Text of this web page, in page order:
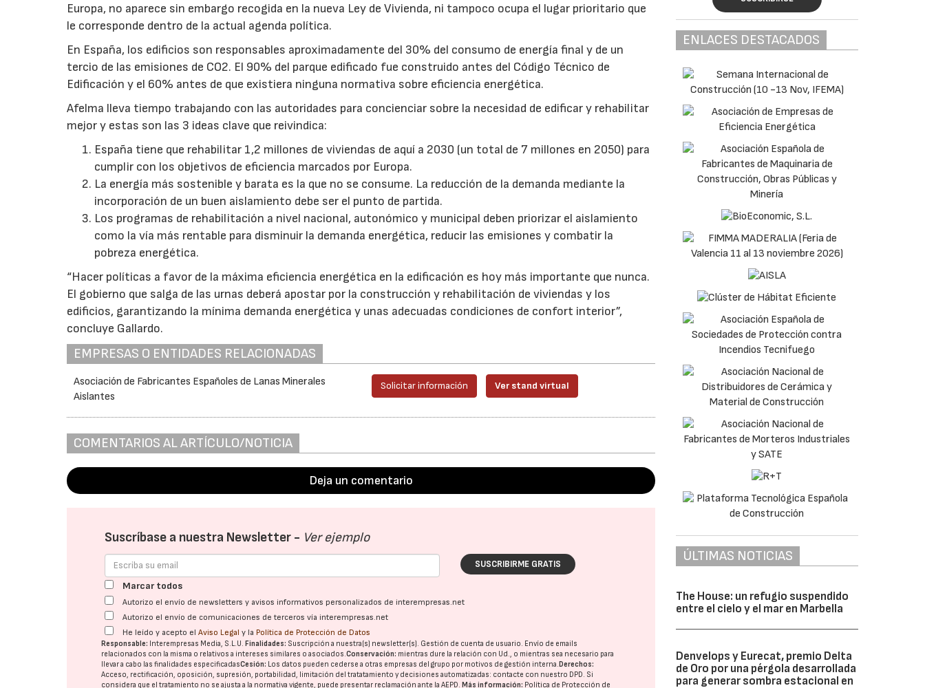
Europa, no aparece sin embargo recogida en la nueva Ley de Vivienda, ni tampoco ocupa el lugar prioritario que
le corresponde dentro de la actual agenda política.
En España, los edificios son responsables aproximadamente del 30% del consumo de energía final y de un
tercio de las emisiones de CO2. El 90% del parque edificado fue construido antes del Código Técnico de
Edificación y el 60% antes de que existiera ninguna normativa sobre eficiencia energética.
Afelma lleva tiempo trabajando con las autoridades para concienciar sobre la necesidad de edificar y rehabilitar
mejor y estas son las 3 ideas clave que reivindica:
España tiene que rehabilitar 1,2 millones de viviendas de aquí a 2030 (un total de 7 millones en 2050) para
cumplir con los objetivos de eficiencia marcados por Europa.
La energía más sostenible y barata es la que no se consume. La reducción de la demanda mediante la
incorporación de un buen aislamiento debe ser el punto de partida.
Los programas de rehabilitación a nivel nacional, autonómico y municipal deben priorizar el aislamiento
como la vía más rentable para disminuir la demanda energética, reducir las emisiones y combatir la
pobreza energética.
“Hacer políticas a favor de la máxima eficiencia energética en la edificación es hoy más importante que nunca.
El gobierno que salga de las urnas deberá apostar por la construcción y rehabilitación de viviendas y los
edificios, garantizando la mínima demanda energética y unas adecuadas condiciones de confort interior”,
concluye Gallardo.
EMPRESAS O ENTIDADES RELACIONADAS
Asociación de Fabricantes Españoles de Lanas Minerales
Aislantes
Solicitar información Ver stand virtual
COMENTARIOS AL ARTÍCULO/NOTICIA
Deja un comentario
Suscríbase a nuestra Newsletter - Ver ejemplo
SUSCRIBIRME GRATIS
Marcar todos
Autorizo el envío de newsletters y avisos informativos personalizados de interempresas.net
Autorizo el envío de comunicaciones de terceros vía interempresas.net
He leído y acepto elAviso Legal y la Política de Protección de Datos
Responsable: Interempresas Media, S.L.U.Finalidades: Suscripción a nuestra(s) newsletter(s). Gestión de cuenta de usuario. Envío de emails
relacionados con la misma o relativos a intereses similares o asociados.Conservación: mientras dure la relación con Ud., o mientras sea necesario para
llevar a cabo las finalidades especificadasCesión: Los datos pueden cederse a otras empresas del grupo por motivos de gestión interna.Derechos:
Acceso, rectificación, oposición, supresión, portabilidad, limitación del tratatamiento y decisiones automatizadas: contacte con nuestro DPD. Si
considera que el tratamiento no se ajusta a la normativa vigente, puede presentar reclamación ante laAEPD.Más información: Política de Protección de
ENLACES DESTACADOS
ÚLTIMAS NOTICIAS
The House: un refugio suspendido
entre el cielo y el mar en Marbella
Denvelops y Eurecat, premio Delta
de Oro por una pérgola desarrollada
para generar sombra estacional en